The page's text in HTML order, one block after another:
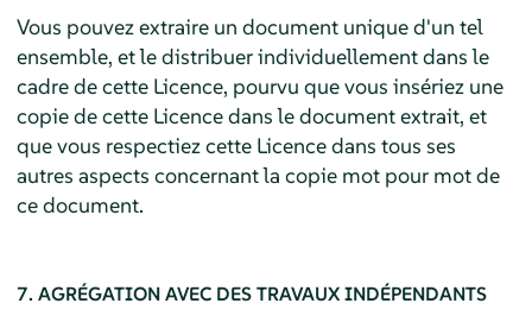
Vous pouvez extraire un document unique d'un tel
ensemble, et le distribuer individuellement dans le
cadre de cette Licence, pourvu que vous insériez une
copie de cette Licence dans le document extrait, et
que vous respectiez cette Licence dans tous ses
autres aspects concernant la copie mot pour mot de
ce document.
7. AGRÉGATION AVEC DES TRAVAUX INDÉPENDANTS